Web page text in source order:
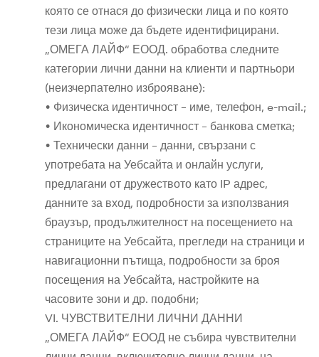
която се отнася до физически лица и по която
тези лица може да бъдете идентифицирани.
„ОМЕГА ЛАЙФ“ ЕООД. обработва следните
категории лични данни на клиенти и партньори
(неизчерпателно изброяване):
• Физическа идентичност – име, телефон, e-mail.;
• Икономическа идентичност – банкова сметка;
• Технически данни – данни, свързани с
употребата на Уебсайта и онлайн услуги,
предлагани от дружеството като IP адрес,
данните за вход, подробности за използвания
браузър, продължителност на посещението на
страниците на Уебсайта, прегледи на страници и
навигационни пътища, подробности за броя
посещения на Уебсайта, настройките на
часовите зони и др. подобни;
VI. ЧУВСТВИТЕЛНИ ЛИЧНИ ДАННИ
„ОМЕГА ЛАЙФ“ ЕООД не събира чувствителни